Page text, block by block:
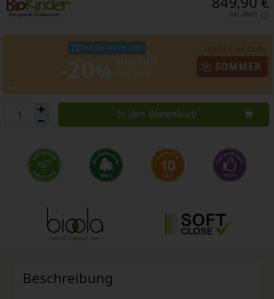
inkl. MwSt.
Nur für kurze Zeit!
SOMMER
In den Warenkorb
Beschreibung